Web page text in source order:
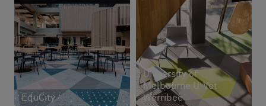
EduCity
University of
Melbourne U-Vet
Werribee